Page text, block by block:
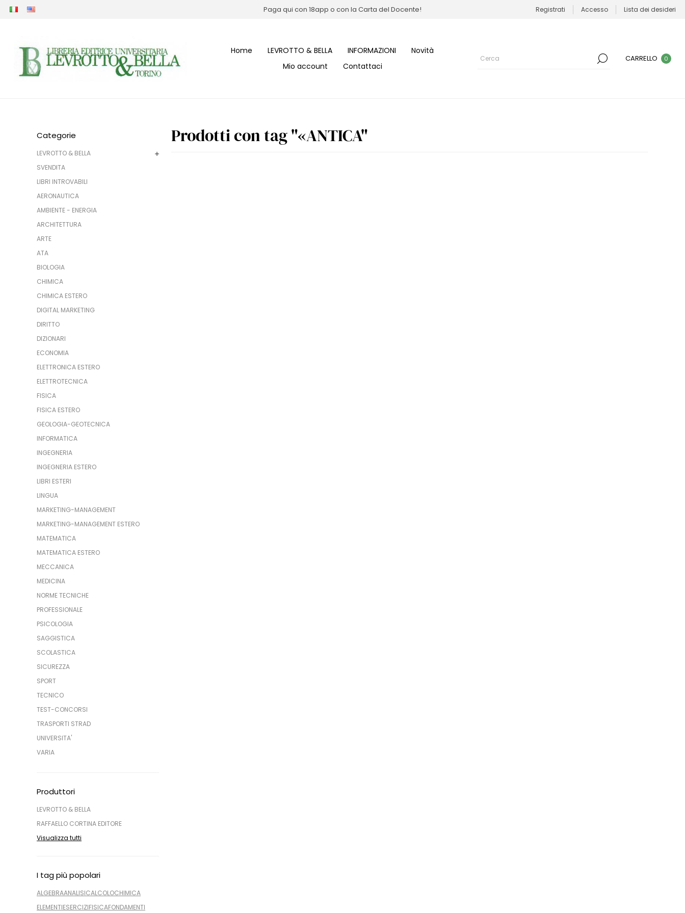
Paga qui con 18app o con la Carta del Docente! Registrati Accesso Lista dei desideri
Home LEVROTTO & BELLA INFORMAZIONI
Novità
Mio account
Contattaci
CARRELLO 0
Categorie
LEVROTTO & BELLA
SVENDITA
LIBRI INTROVABILI
AERONAUTICA
AMBIENTE - ENERGIA
ARCHITETTURA
ARTE
ATA
BIOLOGIA
CHIMICA
CHIMICA ESTERO
DIGITAL MARKETING
DIRITTO
DIZIONARI
ECONOMIA
ELETTRONICA ESTERO
ELETTROTECNICA
FISICA
FISICA ESTERO
GEOLOGIA-GEOTECNICA
INFORMATICA
INGEGNERIA
INGEGNERIA ESTERO
LIBRI ESTERI
LINGUA
MARKETING-MANAGEMENT
MARKETING-MANAGEMENT ESTERO
MATEMATICA
MATEMATICA ESTERO
MECCANICA
MEDICINA
NORME TECNICHE
PROFESSIONALE
PSICOLOGIA
SAGGISTICA
SCOLASTICA
SICUREZZA
SPORT
TECNICO
TEST-CONCORSI
TRASPORTI STRAD
UNIVERSITA'
VARIA
Produttori
LEVROTTO & BELLA
RAFFAELLO CORTINA EDITORE
Visualizza tutti
I tag più popolari
ALGEBRAANALISICALCOLOCHIMICA
ELEMENTIESERCIZIFISICAFONDAMENTI
Prodotti con tag "«ANTICA"